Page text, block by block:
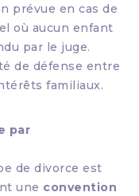
prévue en cas de
où aucun enfant
par le juge.
de défense entre
familiaux.
par
de divorce est
une convention